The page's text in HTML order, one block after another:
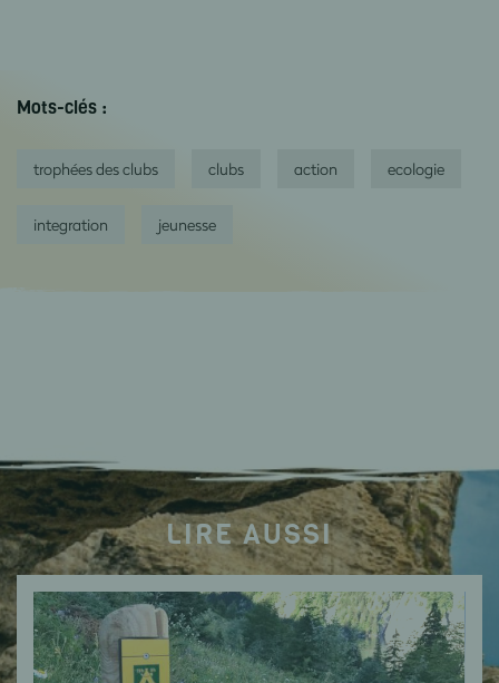
Mots-clés :
trophées des clubs clubs action ecologie
integration jeunesse
LIRE AUSSI